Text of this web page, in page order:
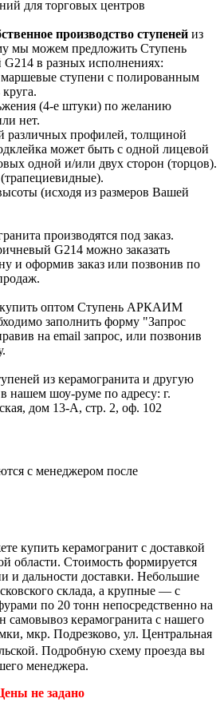
для торговых центров
производство ступеней из
мы можем предложить Ступень
в разных исполнениях:
ступени с полированным
(4-е штуки) по желанию
нет.
различных профилей, толщиной
может быть с одной лицевой
одной и/или двух сторон (торцов).
(исходя из размеров Вашей
производятся под заказ.
G214 можно заказать
и оформив заказ или позвонив по
купить оптом Ступень АРКАИМ
заполнить форму "Запрос
на email запрос, или позвонив
из керамогранита и другую
нашем шоу-руме по адресу: г.
дом 13-А, стр. 2, оф. 102
с менеджером после
купить керамогранит с доставкой
области. Стоимость формируется
и дальности доставки. Небольшие
склада, а крупные — с
по 20 тонн непосредственно на
самовывоз керамогранита с нашего
мкр. Подрезково, ул. Центральная
Подробную схему проезда вы
менеджера.
не задано